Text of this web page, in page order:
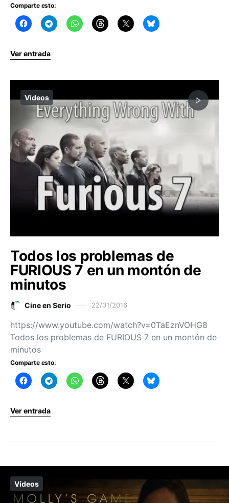
Comparte esto:
Ver entrada
Vídeos
Todos los problemas de
FURIOUS 7 en un montón de
minutos
Cine en Serio 22/01/2016
https://www.youtube.com/watch?v=0TaEznVOHG8
Todos los problemas de FURIOUS 7 en un montón de
minutos
Comparte esto:
Ver entrada
Vídeos